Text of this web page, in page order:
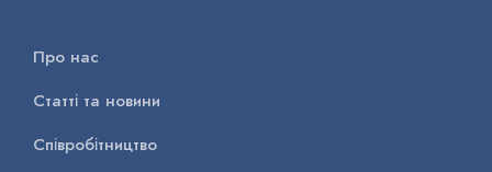
Про нас
Статті та новини
Співробітництво